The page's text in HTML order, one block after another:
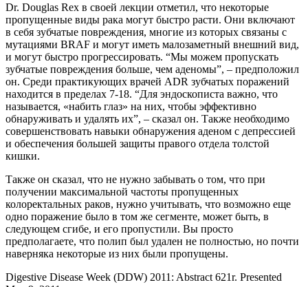
Dr. Douglas Rex в своей лекции отметил, что некоторые
пропущенные виды рака могут быстро расти. Они включают
в себя зубчатые повреждения, многие из которых связаны с
мутациями BRAF и могут иметь малозаметный внешний вид,
и могут быстро прогрессировать. “Мы можем пропускать
зубчатые повреждения больше, чем аденомы”, – предположил
он. Среди практикующих врачей ADR зубчатых поражений
находится в пределах 7-18. “Для эндоскописта важно, что
называется, «набить глаз» на них, чтобы эффективно
обнаруживать и удалять их”, – сказал он. Также необходимо
совершенствовать навыки обнаружения аденом с депрессией
и обеспечения большей защиты правого отдела толстой
кишки.
Также он сказал, что не нужно забывать о том, что при
получении максимальной частоты пропущенных
колоректальных раков, нужно учитывать, что возможно еще
одно поражение было в том же сегменте, может быть, в
следующем сгибе, и его пропустили. Вы просто
предполагаете, что полип был удален не полностью, но почти
наверняка некоторые из них были пропущены.
Digestive Disease Week (DDW) 2011: Abstract 621r. Presented